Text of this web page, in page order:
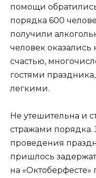
помощи
порядка 600
получили
человек
счастью,
гостями
легкими.
Не утешительна и
стражами порядка.
проведения
пришлось
на